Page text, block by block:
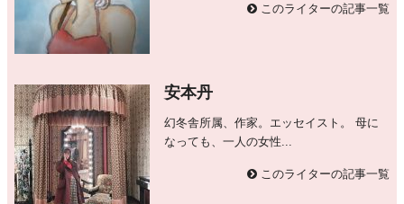
このライターの記事一覧
安本丹
幻冬舎所属、作家。エッセイスト。 母に
なっても、一人の女性...
このライターの記事一覧